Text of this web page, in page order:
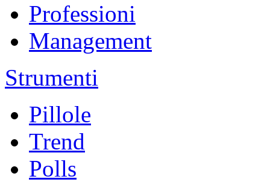
Professioni
Management
Strumenti
Pillole
Trend
Polls